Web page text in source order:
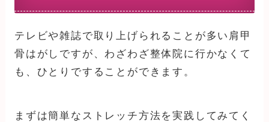
テレビや雑誌で取り上げられることが多い肩甲
骨はがしですが、わざわざ整体院に行かなくて
も、ひとりですることができます。
まずは簡単なストレッチ方法を実践してみてく